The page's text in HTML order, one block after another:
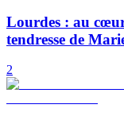
Lourdes : au
tendresse de
2